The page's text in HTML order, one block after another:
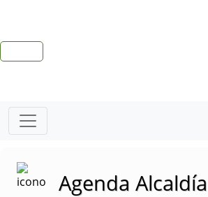
Agenda Alcaldía